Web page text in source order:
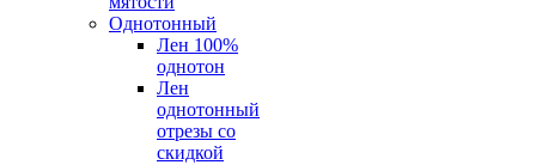
Однотонный
Лен 100%
однотон
Лен
однотонный
отрезы со
скидкой